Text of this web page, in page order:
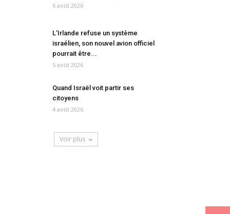
6 août 2026
L’Irlande refuse un système
israélien, son nouvel avion officiel
pourrait être...
5 août 2026
Quand Israël voit partir ses
citoyens
4 août 2026
Voir plus